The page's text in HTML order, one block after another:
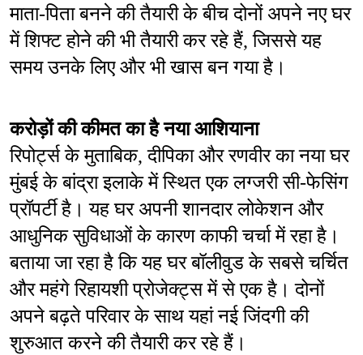
माता-पिता बनने की तैयारी के बीच दोनों अपने नए घर
में शिफ्ट होने की भी तैयारी कर रहे हैं, जिससे यह
समय उनके लिए और भी खास बन गया है।
करोड़ों की कीमत का है नया आशियाना
रिपोर्ट्स के मुताबिक, दीपिका और रणवीर का नया घर
मुंबई के बांद्रा इलाके में स्थित एक लग्जरी सी-फेसिंग
प्रॉपर्टी है। यह घर अपनी शानदार लोकेशन और
आधुनिक सुविधाओं के कारण काफी चर्चा में रहा है।
बताया जा रहा है कि यह घर बॉलीवुड के सबसे चर्चित
और महंगे रिहायशी प्रोजेक्ट्स में से एक है। दोनों
अपने बढ़ते परिवार के साथ यहां नई जिंदगी की
शुरुआत करने की तैयारी कर रहे हैं।